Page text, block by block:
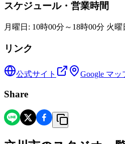
スケジュール・営業時間
月曜日: 10時00分～18時00分 火
リンク
公式サイト Google マッ
Share